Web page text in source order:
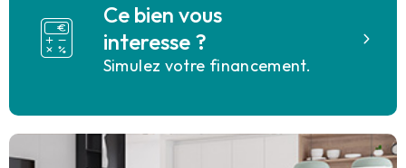
Ce bien vous
interesse ?
Simulez votre financement.